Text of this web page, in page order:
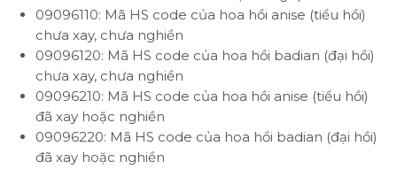
09096110: Mã HS code của hoa hồi anise (tiểu hồi)
chưa xay, chưa nghiền
09096120: Mã HS code của hoa hồi badian (đại hồi)
chưa xay, chưa nghiền
09096210: Mã HS code của hoa hồi anise (tiểu hồi)
đã xay hoặc nghiền
09096220: Mã HS code của hoa hồi badian (đại hồi)
đã xay hoặc nghiền